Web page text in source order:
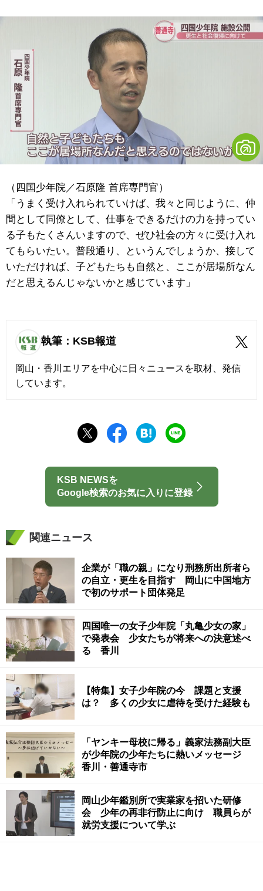
（四国少年院／石原隆 首席専門官）
「うまく受け入れられていけば、我々と同じように、仲
間として同僚として、仕事をできるだけの力を持ってい
る子もたくさんいますので、ぜひ社会の方々に受け入れ
てもらいたい。普段通り、というんでしょうか、接して
いただければ、子どもたちも自然と、ここが居場所なん
だと思えるんじゃないかと感じています」
執筆：KSB報道
岡山・香川エリアを中心に日々ニュースを取材、発信
しています。
KSB NEWSを
Google検索のお気に入りに登録
関連ニュース
企業が「職の親」になり刑務所出所者ら
の自立・更生を目指す 岡山に中国地方
で初のサポート団体発足
四国唯一の女子少年院「丸亀少女の家」
で発表会 少女たちが将来への決意述べ
る 香川
【特集】女子少年院の今 課題と支援
は？ 多くの少女に虐待を受けた経験も
「ヤンキー母校に帰る」義家法務副大臣
が少年院の少年たちに熱いメッセージ
香川・善通寺市
岡山少年鑑別所で実業家を招いた研修
会 少年の再非行防止に向け 職員らが
就労支援について学ぶ